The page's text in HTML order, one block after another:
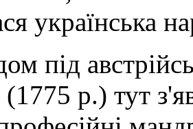
українська
під
р.) тут